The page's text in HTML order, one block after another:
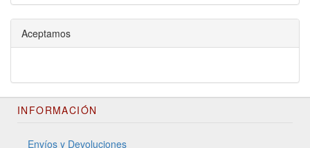
Aceptamos
INFORMACIÓN
Envíos y Devoluciones